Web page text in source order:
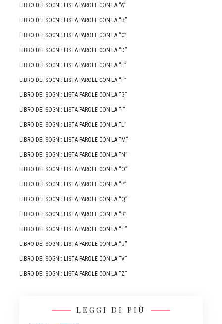
LIBRO DEI SOGNI: LISTA PAROLE CON LA “A”
LIBRO DEI SOGNI: LISTA PAROLE CON LA “B”
LIBRO DEI SOGNI: LISTA PAROLE CON LA “C”
LIBRO DEI SOGNI: LISTA PAROLE CON LA “D”
LIBRO DEI SOGNI: LISTA PAROLE CON LA “E”
LIBRO DEI SOGNI: LISTA PAROLE CON LA “F”
LIBRO DEI SOGNI: LISTA PAROLE CON LA “G”
LIBRO DEI SOGNI: LISTA PAROLE CON LA “I”
LIBRO DEI SOGNI: LISTA PAROLE CON LA “L”
LIBRO DEI SOGNI: LISTA PAROLE CON LA “M”
LIBRO DEI SOGNI: LISTA PAROLE CON LA “N”
LIBRO DEI SOGNI: LISTA PAROLE CON LA “O”
LIBRO DEI SOGNI: LISTA PAROLE CON LA “P”
LIBRO DEI SOGNI: LISTA PAROLE CON LA “Q”
LIBRO DEI SOGNI: LISTA PAROLE CON LA “R”
LIBRO DEI SOGNI: LISTA PAROLE CON LA “T”
LIBRO DEI SOGNI: LISTA PAROLE CON LA “U”
LIBRO DEI SOGNI: LISTA PAROLE CON LA “V”
LIBRO DEI SOGNI: LISTA PAROLE CON LA “Z”
LEGGI DI PIÙ